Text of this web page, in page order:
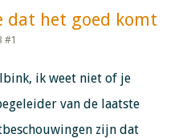
dat het goed komt​​​​​​
#1
ik weet niet of je
van de laatste
zijn dat